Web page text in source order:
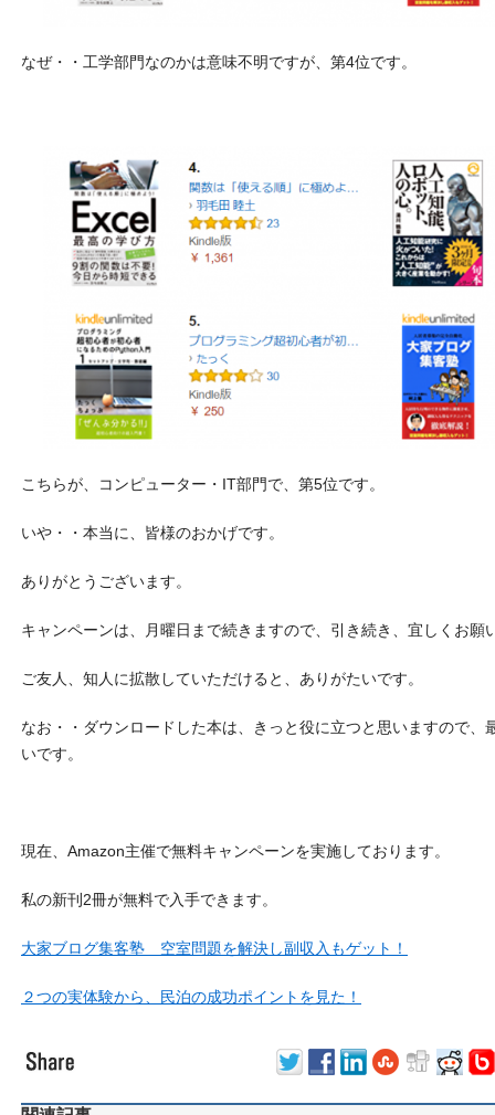
なぜ・・工学部門なのかは意味不明ですが、第4位です。
こちらが、コンピューター・IT部門で、第5位です。
いや・・本当に、皆様のおかげです。
ありがとうございます。
キャンペーンは、月曜日まで続きますので、引き続き、宜しくお願
ご友人、知人に拡散していただけると、ありがたいです。
なお・・ダウンロードした本は、きっと役に立つと思いますので、
いです。
現在、Amazon主催で無料キャンペーンを実施しております。
私の新刊2冊が無料で入手できます。
大家ブログ集客塾 空室問題を解決し副収入もゲット！
２つの実体験から、民泊の成功ポイントを見た！